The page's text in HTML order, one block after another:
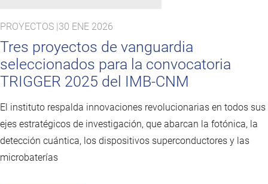
PROYECTOS | 30 ENE 2026
Tres proyectos de vanguardia
seleccionados para la convocatoria
TRIGGER 2025 del IMB-CNM
El instituto respalda innovaciones revolucionarias en todos sus
ejes estratégicos de investigación, que abarcan la fotónica, la
detección cuántica, los dispositivos superconductores y las
microbaterías